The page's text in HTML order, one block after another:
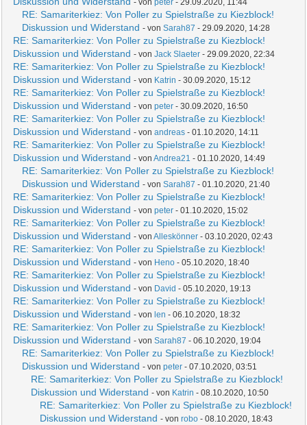
- vonpeter - 29.09.2020, 11:44
RE: Samariterkiez: Von Poller zu Spielstraße zu Kiezblock!
Diskussion und Widerstand - vonSarah87 - 29.09.2020, 14:28
RE: Samariterkiez: Von Poller zu Spielstraße zu Kiezblock!
Diskussion und Widerstand - vonJack Slaeter - 29.09.2020, 22:34
RE: Samariterkiez: Von Poller zu Spielstraße zu Kiezblock!
Diskussion und Widerstand - von Katrin - 30.09.2020, 15:12
RE: Samariterkiez: Von Poller zu Spielstraße zu Kiezblock!
Diskussion und Widerstand - vonpeter - 30.09.2020, 16:50
RE: Samariterkiez: Von Poller zu Spielstraße zu Kiezblock!
Diskussion und Widerstand - vonandreas - 01.10.2020, 14:11
RE: Samariterkiez: Von Poller zu Spielstraße zu Kiezblock!
Diskussion und Widerstand - vonAndrea21 - 01.10.2020, 14:49
RE: Samariterkiez: Von Poller zu Spielstraße zu Kiezblock!
Diskussion und Widerstand - vonSarah87 - 01.10.2020, 21:40
RE: Samariterkiez: Von Poller zu Spielstraße zu Kiezblock!
Diskussion und Widerstand - vonpeter - 01.10.2020, 15:02
RE: Samariterkiez: Von Poller zu Spielstraße zu Kiezblock!
Diskussion und Widerstand - vonAlleskönner - 03.10.2020, 02:43
RE: Samariterkiez: Von Poller zu Spielstraße zu Kiezblock!
Diskussion und Widerstand - von Heno - 05.10.2020, 18:40
RE: Samariterkiez: Von Poller zu Spielstraße zu Kiezblock!
Diskussion und Widerstand - von David - 05.10.2020, 19:13
RE: Samariterkiez: Von Poller zu Spielstraße zu Kiezblock!
Diskussion und Widerstand - von len - 06.10.2020, 18:32
RE: Samariterkiez: Von Poller zu Spielstraße zu Kiezblock!
Diskussion und Widerstand - vonSarah87 - 06.10.2020, 19:04
RE: Samariterkiez: Von Poller zu Spielstraße zu Kiezblock!
Diskussion und Widerstand - vonpeter - 07.10.2020, 03:51
RE: Samariterkiez: Von Poller zu Spielstraße zu Kiezblock!
Diskussion und Widerstand - von Katrin - 08.10.2020, 10:50
RE: Samariterkiez: Von Poller zu Spielstraße zu Kiezblock!
Diskussion und Widerstand - vonrobo - 08.10.2020, 18:43